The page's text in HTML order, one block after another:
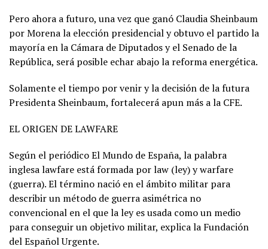
Pero ahora a futuro, una vez que ganó Claudia Sheinbaum
por Morena la elección presidencial y obtuvo el partido la
mayoría en la Cámara de Diputados y el Senado de la
República, será posible echar abajo la reforma energética.
Solamente el tiempo por venir y la decisión de la futura
Presidenta Sheinbaum, fortalecerá apun más a la CFE.
EL ORIGEN DE LAWFARE
Según el periódico El Mundo de España, la palabra
inglesa lawfare está formada por law (ley) y warfare
(guerra). El término nació en el ámbito militar para
describir un método de guerra asimétrica no
convencional en el que la ley es usada como un medio
para conseguir un objetivo militar, explica la Fundación
del Español Urgente.